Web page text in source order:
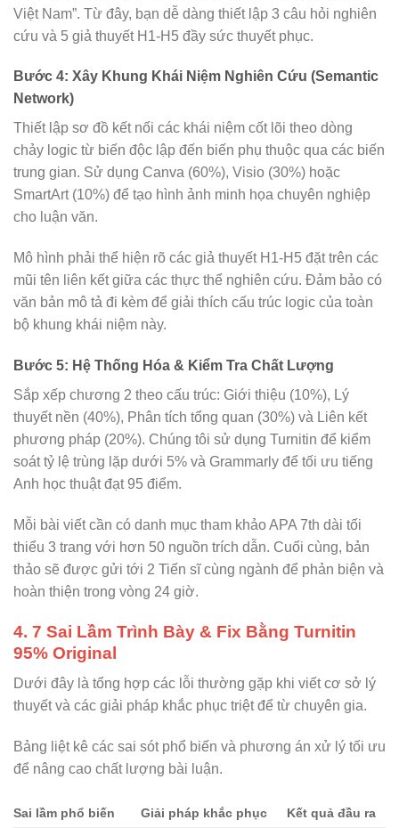
Việt Nam”. Từ đây, bạn dễ dàng thiết lập 3 câu hỏi nghiên
cứu và 5 giả thuyết H1-H5 đầy sức thuyết phục.
Bước 4: Xây Khung Khái Niệm Nghiên Cứu (Semantic
Network)
Thiết lập sơ đồ kết nối các khái niệm cốt lõi theo dòng
chảy logic từ biến độc lập đến biến phụ thuộc qua các biến
trung gian. Sử dụng Canva (60%), Visio (30%) hoặc
SmartArt (10%) để tạo hình ảnh minh họa chuyên nghiệp
cho luận văn.
Mô hình phải thể hiện rõ các giả thuyết H1-H5 đặt trên các
mũi tên liên kết giữa các thực thể nghiên cứu. Đảm bảo có
văn bản mô tả đi kèm để giải thích cấu trúc logic của toàn
bộ khung khái niệm này.
Bước 5: Hệ Thống Hóa & Kiểm Tra Chất Lượng
Sắp xếp chương 2 theo cấu trúc: Giới thiệu (10%), Lý
thuyết nền (40%), Phân tích tổng quan (30%) và Liên kết
phương pháp (20%). Chúng tôi sử dụng Turnitin để kiểm
soát tỷ lệ trùng lặp dưới 5% và Grammarly để tối ưu tiếng
Anh học thuật đạt 95 điểm.
Mỗi bài viết cần có danh mục tham khảo APA 7th dài tối
thiểu 3 trang với hơn 50 nguồn trích dẫn. Cuối cùng, bản
thảo sẽ được gửi tới 2 Tiến sĩ cùng ngành để phản biện và
hoàn thiện trong vòng 24 giờ.
4. 7 Sai Lầm Trình Bày & Fix Bằng Turnitin
95% Original
Dưới đây là tổng hợp các lỗi thường gặp khi viết cơ sở lý
thuyết và các giải pháp khắc phục triệt để từ chuyên gia.
Bảng liệt kê các sai sót phổ biến và phương án xử lý tối ưu
để nâng cao chất lượng bài luận.
Sai lầm phổ biến Giải pháp khắc phục Kết quả đầu ra